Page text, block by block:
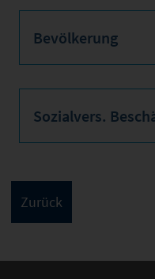
Bevölkerung
Sozialvers.